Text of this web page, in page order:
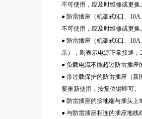
不可使用，应及时维修或更换
● 防雷插座（机架式6口、
不可使用，应及时维修或更换
● 防雷插座（机架式6口、
示），则表示电源正常接通
● 负载电流不能超过防雷插座
● 带过载保护的防雷插座（
要重新使用，按复位键即可。
● 防雷插座的接地端与插头上
● 与防雷插座相连的插座地